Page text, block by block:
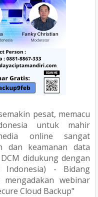
pesat, memacu
untuk mahir
online sangat
dan keamanan data
didukung dengan
Indonesia) - Bidang
webinar
Cloud Backup"